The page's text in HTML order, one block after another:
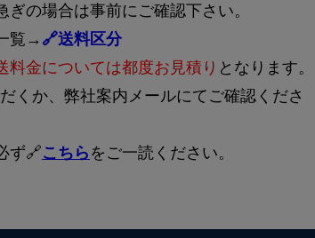
の場合は事前にご確認下さい。
覧→ 🔗送料区分
料金については都度お見積り となります
くか、弊社案内メールにてご確認くださ
ず🔗こちら をご一読ください。